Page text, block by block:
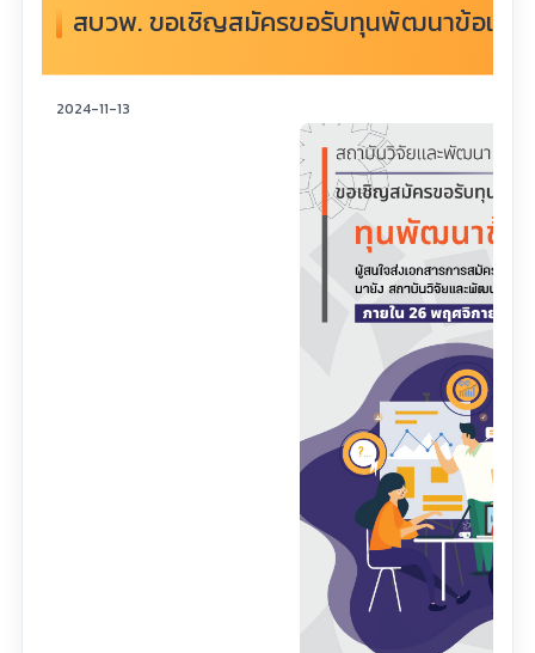
สบวพ. ขอเชิญสมัครขอรับทุนพัฒนาข้อเสน
2024-11-13